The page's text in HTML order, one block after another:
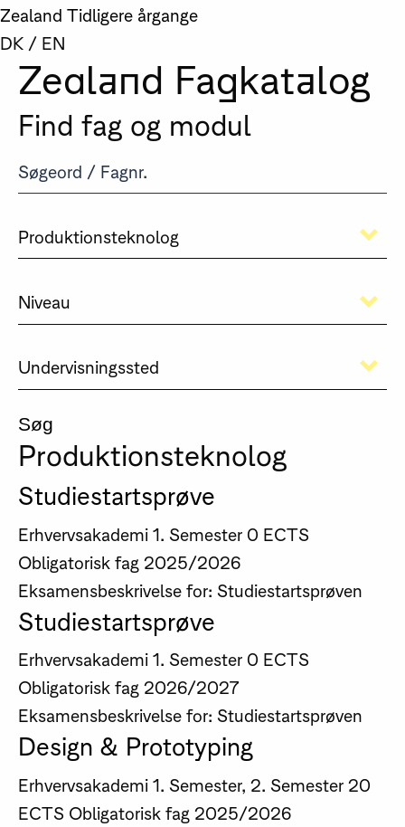
Zealand Tidligere årgange
DK / EN
Zealand Fagkatalog
Find fag og modul
Søg
Produktionsteknolog
Studiestartsprøve
Erhvervsakademi 1. Semester 0 ECTS
Obligatorisk fag 2025/2026
Eksamensbeskrivelse for: Studiestartsprøven
Studiestartsprøve
Erhvervsakademi 1. Semester 0 ECTS
Obligatorisk fag 2026/2027
Eksamensbeskrivelse for: Studiestartsprøven
Design & Prototyping
Erhvervsakademi 1. Semester, 2. Semester 20
ECTS Obligatorisk fag 2025/2026